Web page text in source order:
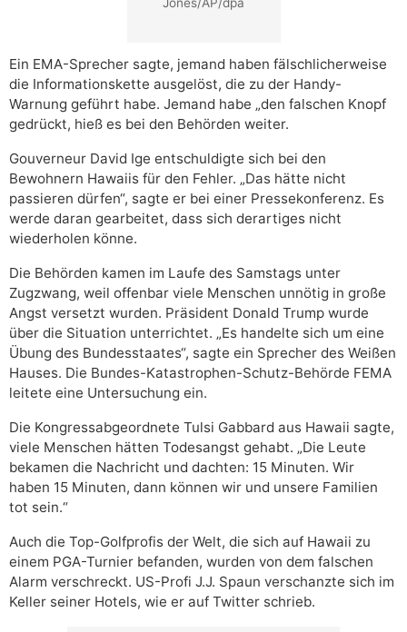
Ein EMA-Sprecher sagte, jemand haben fälschlicherweise
die Informationskette ausgelöst, die zu der Handy-
Warnung geführt habe. Jemand habe „den falschen Knopf
gedrückt, hieß es bei den Behörden weiter.
Gouverneur David Ige entschuldigte sich bei den
Bewohnern Hawaiis für den Fehler. „Das hätte nicht
passieren dürfen“, sagte er bei einer Pressekonferenz. Es
werde daran gearbeitet, dass sich derartiges nicht
wiederholen könne.
Die Behörden kamen im Laufe des Samstags unter
Zugzwang, weil offenbar viele Menschen unnötig in große
Angst versetzt wurden. Präsident Donald Trump wurde
über die Situation unterrichtet. „Es handelte sich um eine
Übung des Bundesstaates“, sagte ein Sprecher des Weißen
Hauses. Die Bundes-Katastrophen-Schutz-Behörde FEMA
leitete eine Untersuchung ein.
Die Kongressabgeordnete Tulsi Gabbard aus Hawaii sagte,
viele Menschen hätten Todesangst gehabt. „Die Leute
bekamen die Nachricht und dachten: 15 Minuten. Wir
haben 15 Minuten, dann können wir und unsere Familien
tot sein.“
Auch die Top-Golfprofis der Welt, die sich auf Hawaii zu
einem PGA-Turnier befanden, wurden von dem falschen
Alarm verschreckt. US-Profi J.J. Spaun verschanzte sich im
Keller seiner Hotels, wie er auf Twitter schrieb.